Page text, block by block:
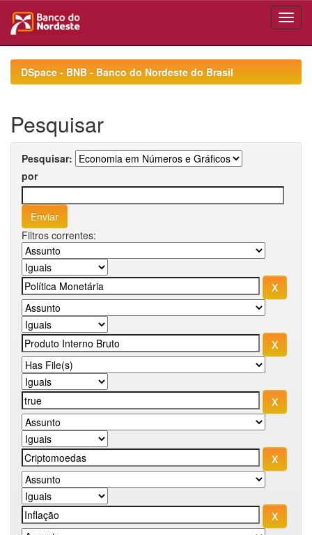
navigationDSpace - BNB - Banco do Nordeste do Brasil
Pesquisar
Pesquisar:
por
Filtros correntes: